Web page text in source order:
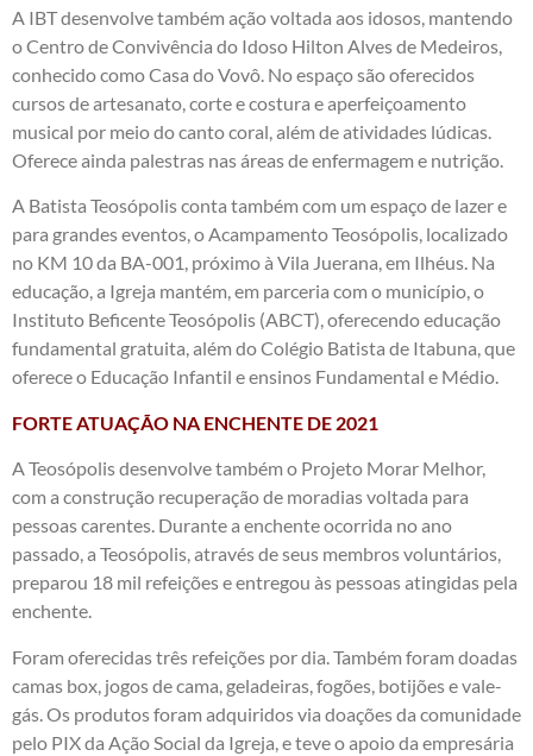
A IBT desenvolve também ação voltada aos idosos, mantendo
o Centro de Convivência do Idoso Hilton Alves de Medeiros,
conhecido como Casa do Vovô. No espaço são oferecidos
cursos de artesanato, corte e costura e aperfeiçoamento
musical por meio do canto coral, além de atividades lúdicas.
Oferece ainda palestras nas áreas de enfermagem e nutrição.
A Batista Teosópolis conta também com um espaço de lazer e
para grandes eventos, o Acampamento Teosópolis, localizado
no KM 10 da BA-001, próximo à Vila Juerana, em Ilhéus. Na
educação, a Igreja mantém, em parceria com o município, o
Instituto Beficente Teosópolis (ABCT), oferecendo educação
fundamental gratuita, além do Colégio Batista de Itabuna, que
oferece o Educação Infantil e ensinos Fundamental e Médio.
FORTE ATUAÇÃO NA ENCHENTE DE 2021
A Teosópolis desenvolve também o Projeto Morar Melhor,
com a construção recuperação de moradias voltada para
pessoas carentes. Durante a enchente ocorrida no ano
passado, a Teosópolis, através de seus membros voluntários,
preparou 18 mil refeições e entregou às pessoas atingidas pela
enchente.
Foram oferecidas três refeições por dia. Também foram doadas
camas box, jogos de cama, geladeiras, fogões, botijões e vale-
gás. Os produtos foram adquiridos via doações da comunidade
pelo PIX da Ação Social da Igreja, e teve o apoio da empresária